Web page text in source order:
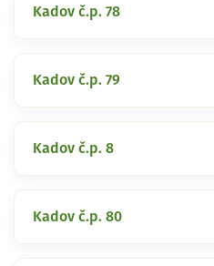
Kadov č.p. 78
Kadov č.p. 79
Kadov č.p. 8
Kadov č.p. 80